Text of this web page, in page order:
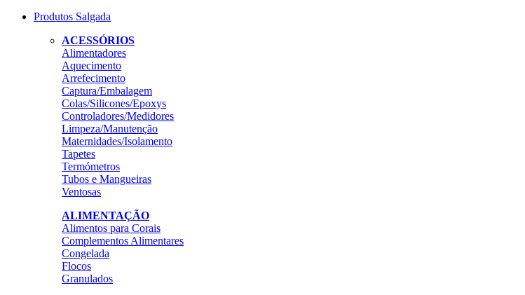
Produtos Salgada
ACESSÓRIOS
Alimentadores
Aquecimento
Arrefecimento
Captura/Embalagem
Colas/Silicones/Epoxys
Controladores/Medidores
Limpeza/Manutenção
Maternidades/Isolamento
Tapetes
Termómetros
Tubos e Mangueiras
Ventosas
ALIMENTAÇÃO
Alimentos para Corais
Complementos Alimentares
Congelada
Flocos
Granulados